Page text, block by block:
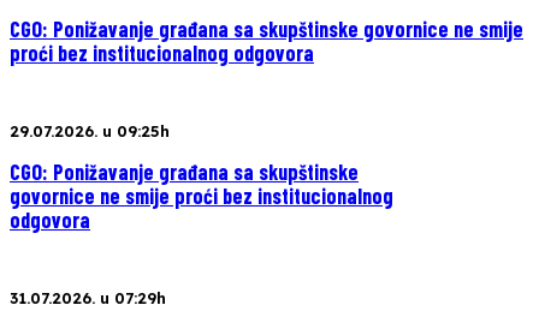
CGO: Ponižavanje građana sa skupštinske govornice ne smije
proći bez institucionalnog odgovora
29.07.2026. u 09:25h
CGO: Ponižavanje građana sa skupštinske
govornice ne smije proći bez institucionalnog
odgovora
31.07.2026. u 07:29h